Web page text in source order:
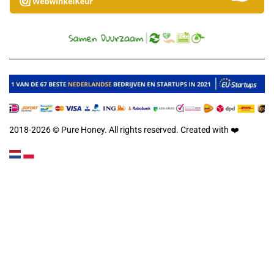
2018-2026 © Pure Honey. All rights reserved. Created with ❤️